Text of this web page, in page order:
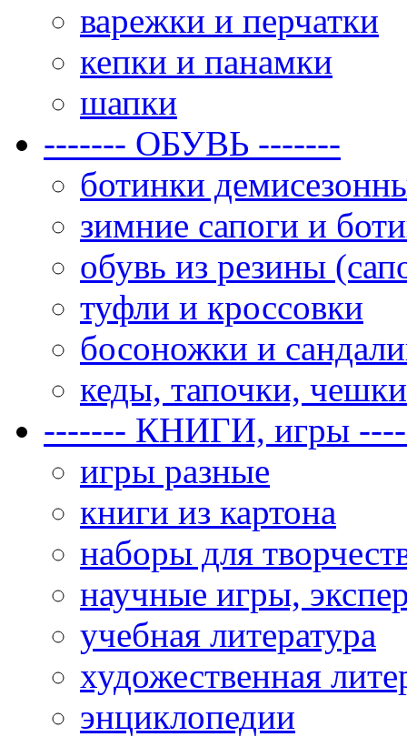
варежки и перчатки
кепки и панамки
шапки
------- ОБУВЬ -------
ботинки
зимние сапоги и
обувь из резины
туфли и кроссовки
босоножки и
кеды, тапочки, чешки
------- КНИГИ, игры
игры разные
книги из картона
наборы для
научные игры,
учебная литература
художественная
энциклопедии